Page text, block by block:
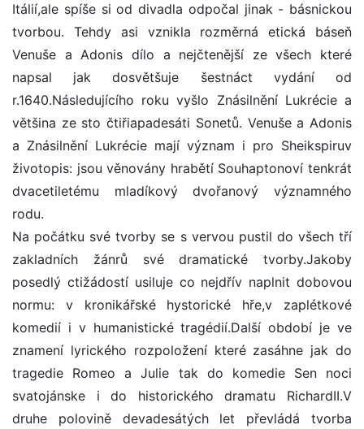
Itálií,ale spíše si od divadla odpočal jinak - básnickou
tvorbou. Tehdy asi vznikla rozměrná etická báseň
Venuše a Adonis dílo a nejčtenější ze všech které
napsal jak dosvětšuje šestnáct vydání od
r.1640.Následujícího roku vyšlo Znásilnění Lukrécie a
většina ze sto čtiřiapadesáti Sonetů. Venuše a Adonis
a Znásilnění Lukrécie mají význam i pro Sheikspiruv
životopis: jsou věnovány hrabětí Souhaptonoví tenkrát
dvacetiletému mladíkový dvořanový významného
rodu.
Na počátku své tvorby se s vervou pustil do všech tří
zakladních žánrů své dramatické tvorby.Jakoby
posedlý ctižádostí usiluje co nejdřív naplnit dobovou
normu: v kronikářské hystorické hře,v zaplétkové
komedií i v humanistické tragédií.Další období je ve
znamení lyrického rozpoložení které zasáhne jak do
tragedie Romeo a Julie tak do komedie Sen noci
svatojánske i do historického dramatu RichardII.V
druhe polovině devadesátých let převládá tvorba